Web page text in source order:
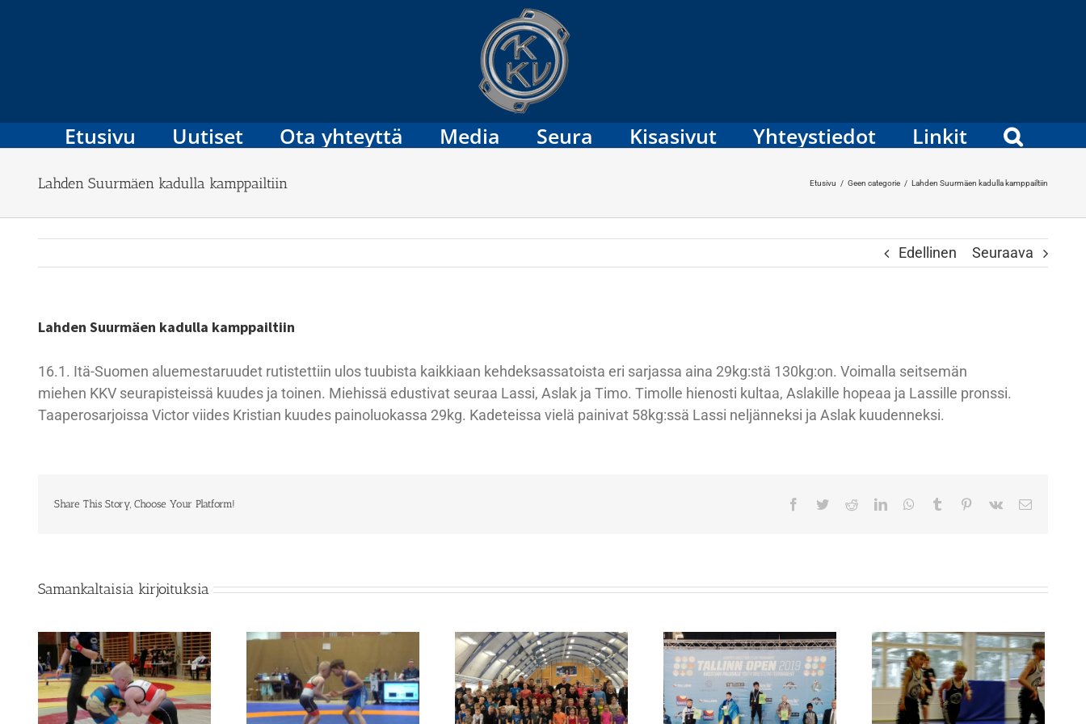
Etusivu Uutiset Ota yhteyttä Media Seura Kisasivut Yhteystiedot Linkit
Lahden Suurmäen kadulla kamppailtiin Etusivu / Geen categorie / Lahden Suurmäen kadulla kamppailtiin
Edellinen Seuraava
Lahden Suurmäen kadulla kamppailtiin
16.1. Itä-Suomen aluemestaruudet rutistettiin ulos tuubista kaikkiaan kehdeksassatoista eri sarjassa aina 29kg:stä 130kg:on. Voimalla seitsemän
miehen KKV seurapisteissä kuudes ja toinen. Miehissä edustivat seuraa Lassi, Aslak ja Timo. Timolle hienosti kultaa, Aslakille hopeaa ja Lassille pronssi.
Taaperosarjoissa Victor viides Kristian kuudes painoluokassa 29kg. Kadeteissa vielä painivat 58kg:ssä Lassi neljänneksi ja Aslak kuudenneksi.
Share This Story, Choose Your Platform! Facebook
TwitterRedditLinkedInWhatsApp
Tumblr Pinterest
Vk
Samankaltaisia kirjoituksia